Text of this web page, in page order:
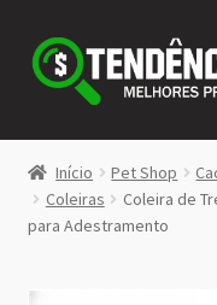
Pular
para
navegação
Pular
para
conteúdo
LOJA
<>
Início Pet Shop
Coleiras
Coleira de
para Adestramento